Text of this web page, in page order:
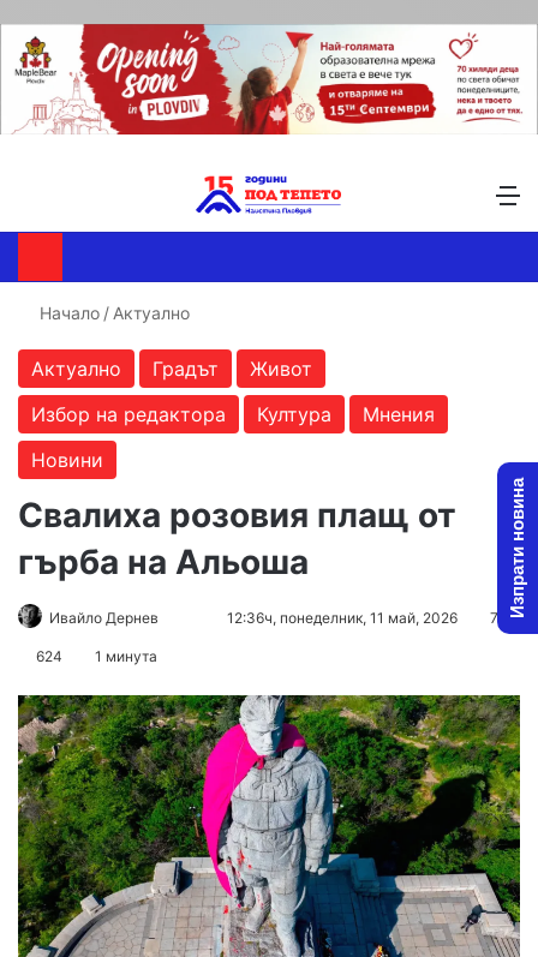
Начало / Актуално
Актуално Градът
Живот
Избор на редактора
Култура
Мнения
Новини
Свалиха розовия плащ от
гърба на Альоша
Ивайло Дернев
Send12:36ч, понеделник, 11 май, 2026 7
624 1 минута
Изпрати новина